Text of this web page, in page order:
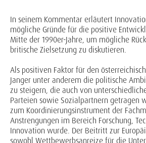
In seinem Kommentar erläutert
mögliche Gründe für die positive
Mitte der 1990er-Jahre, um mögliche
britische Zielsetzung zu diskutieren.
Als positiven Faktor für den
Janger unter anderem die politische
zu steigern, die auch von
Parteien sowie Sozialpartnern getragen
zum Koordinierungsinstrument der
Anstrengungen im Bereich Forschung,
Innovation wurde. Der Beitritt zur
sowohl Wettbewerbsanreize für die